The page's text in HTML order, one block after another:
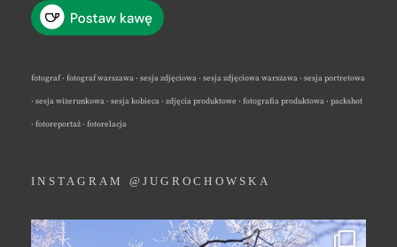
fotograf · fotograf warszawa · sesja zdjęciowa · sesja zdjęciowa warszawa · sesja portretowa
· sesja wizerunkowa · sesja kobieca · zdjęcia produktowe · fotografia produktowa · packshot
· fotoreportaż · fotorelacja
INSTAGRAM @JUGROCHOWSKA